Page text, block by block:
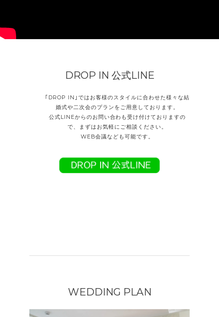
DROP IN 公式LINE
｢DROP IN｣ではお客様のスタイルに合わせた様々な結
婚式や二次会のプランをご用意しております。
公式LINEからのお問い合わも受け付けておりますの
で、
まずはお気軽にご相談ください。
WEB会議なども可能です。
WEDDING PLAN